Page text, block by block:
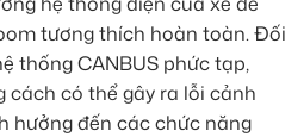
tương thích hoàn toàn. Đối
thống CANBUS phức tạp,
cách có thể gây ra lỗi cảnh
hưởng đến các chức năng